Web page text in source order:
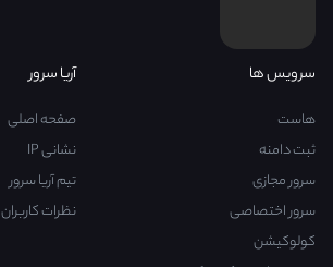
سرویس ها
هاست
ثبت دامنه
سرور مجازی
سرور اختصاصی
کولوکیشن
آریا سرور
صفحه اصلی
نشانی IP
تیم آریا سرور
نظرات کاربران